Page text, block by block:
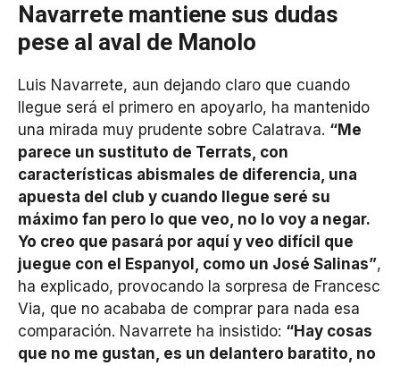
Navarrete mantiene sus dudas
pese al aval de Manolo
Luis Navarrete, aun dejando claro que cuando
llegue será el primero en apoyarlo, ha mantenido
una mirada muy prudente sobre Calatrava. “Me
parece un sustituto de Terrats, con
características abismales de diferencia, una
apuesta del club y cuando llegue seré su
máximo fan pero lo que veo, no lo voy a negar.
Yo creo que pasará por aquí y veo difícil que
juegue con el Espanyol, como un José Salinas”,
ha explicado, provocando la sorpresa de Francesc
Via, que no acababa de comprar para nada esa
comparación. Navarrete ha insistido: “Hay cosas
que no me gustan, es un delantero baratito, no